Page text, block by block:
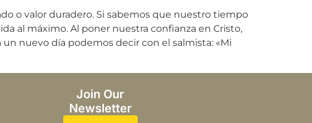
o valor duradero. Si sabemos que nuestro tiempo
al máximo. Al poner nuestra confianza en Cristo,
nuevo día podemos decir con el salmista: «Mi
Join Our
Newsletter